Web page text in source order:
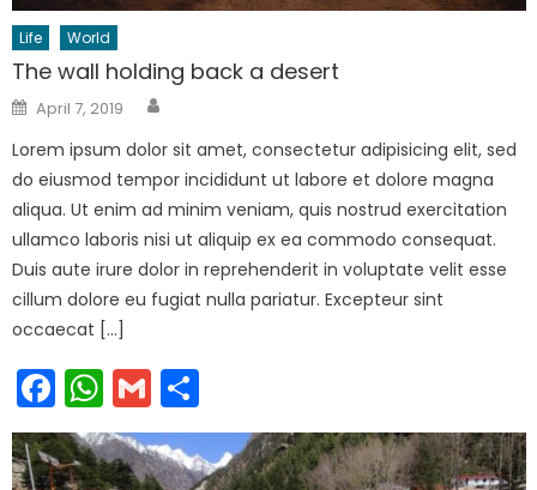
Life World
The wall holding back a desert
Posted
on
April 7, 2019
Lorem ipsum dolor sit amet, consectetur adipisicing elit, sed
do eiusmod tempor incididunt ut labore et dolore magna
aliqua. Ut enim ad minim veniam, quis nostrud exercitation
ullamco laboris nisi ut aliquip ex ea commodo consequat.
Duis aute irure dolor in reprehenderit in voluptate velit esse
cillum dolore eu fugiat nulla pariatur. Excepteur sint
occaecat […]
Facebook
WhatsApp
Gmail